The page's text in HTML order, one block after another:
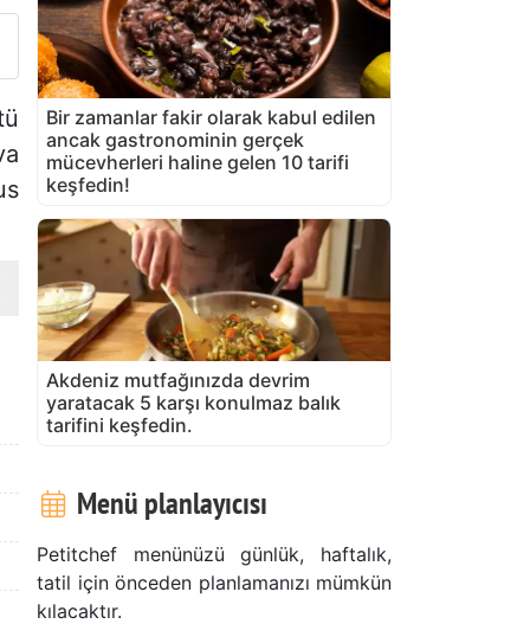
Bir zamanlar fakir olarak kabul edilen
ancak gastronominin gerçek
mücevherleri haline gelen 10 tarifi
keşfedin!
Akdeniz mutfağınızda devrim
yaratacak 5 karşı konulmaz balık
tarifini keşfedin.
Menü planlayıcısı
Petitchef menünüzü günlük, haftalık,
tatil için önceden planlamanızı mümkün
kılacaktır.